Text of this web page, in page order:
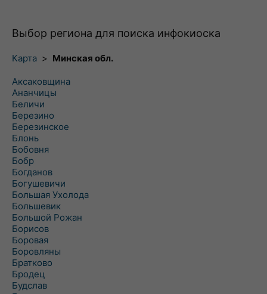
Выбор региона для поиска инфокиоска
Карта > Минская обл.
Аксаковщина
Ананчицы
Беличи
Березино
Березинское
Блонь
Бобовня
Бобр
Богданов
Богушевичи
Большая Ухолода
Большевик
Большой Рожан
Борисов
Боровая
Боровляны
Братково
Бродец
Будслав